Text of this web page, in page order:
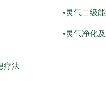
•灵气二级
•灵气净化
疗法